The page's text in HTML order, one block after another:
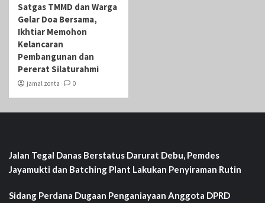
Satgas TMMD dan Warga
Gelar Doa Bersama,
Ikhtiar Memohon
Kelancaran
Pembangunan dan
Pererat Silaturahmi
jamal zonta 0
Jalan Tegal Danas Berstatus Darurat Debu, Pemdes
Jayamukti dan Batching Plant Lakukan Penyiraman Rutin
Sidang Perdana Dugaan Penganiayaan Anggota DPRD